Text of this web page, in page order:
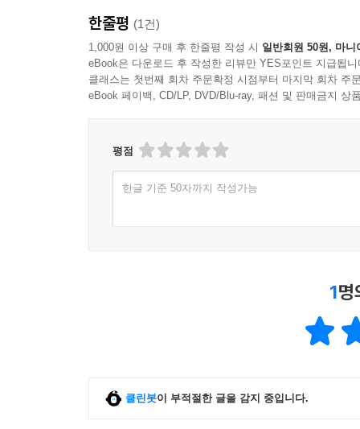
한줄평 (1건)
1,000원 이상 구매 후 한줄평 작성 시 일반회원 50원, 마니
eBook은 다운로드 후 작성한 리뷰만 YES포인트 지급됩니
클래스는 첫번째 회차 주문확정 시점부터 마지막 회차 주
eBook 페이백, CD/LP, DVD/Blu-ray, 패션 및 판매금지 상
평점
한글 기준 50자까지 작성가능
1명
클린봇이 부적절한 글을 감지 중입니다.